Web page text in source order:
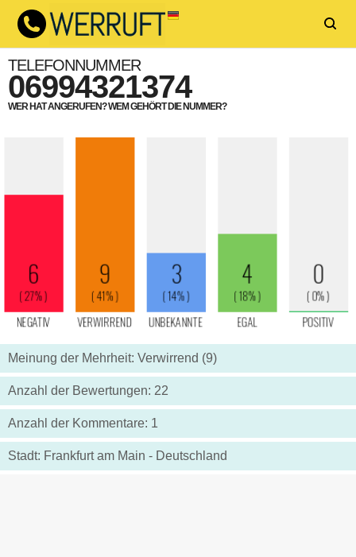
TELEFONNUMMER
06994321374
WER HAT ANGERUFEN? WEM GEHÖRT DIE NUMMER?
Meinung der Mehrheit: Verwirrend (9)
Anzahl der Bewertungen: 22
Anzahl der Kommentare: 1
Stadt: Frankfurt am Main - Deutschland